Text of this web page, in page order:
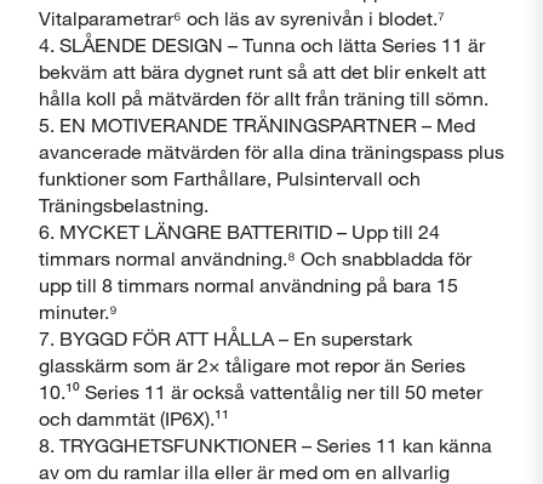
Vitalparametrar⁶ och läs av syrenivån i blodet.⁷
4. SLÅENDE DESIGN – Tunna och lätta Series 11 är
bekväm att bära dygnet runt så att det blir enkelt att
hålla koll på mätvärden för allt från träning till sömn.
5. EN MOTIVERANDE TRÄNINGSPARTNER – Med
avancerade mätvärden för alla dina träningspass plus
funktioner som Farthållare, Pulsintervall och
Träningsbelastning.
6. MYCKET LÄNGRE BATTERITID – Upp till 24
timmars normal användning.⁸ Och snabbladda för
upp till 8 timmars normal användning på bara 15
minuter.⁹
7. BYGGD FÖR ATT HÅLLA – En superstark
glasskärm som är 2× tåligare mot repor än Series
10.¹⁰ Series 11 är också vattentålig ner till 50 meter
och dammtät (IP6X).¹¹
8. TRYGGHETSFUNKTIONER – Series 11 kan känna
av om du ramlar illa eller är med om en allvarlig